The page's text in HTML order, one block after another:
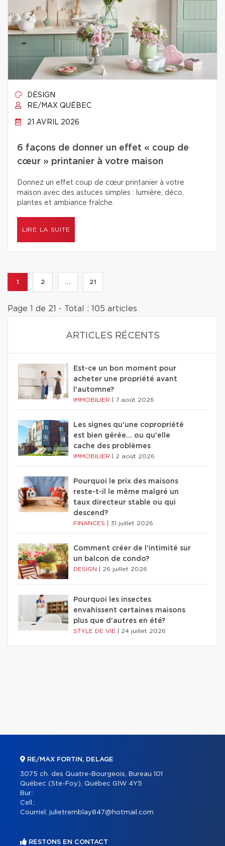
DESIGN
RE/MAX QUÉBEC
21 AVRIL 2026
6 façons de donner un effet « coup de
cœur » printanier à votre maison
Donnez un effet coup de cœur printanier à votre
maison avec des astuces simples : lumière, déco,
plantes et ambiance fraîche.
LIRE LA SUITE
1 2 ... 21
Page 1 de 21 - Total : 105 articles
ARTICLES RÉCENTS
Est-ce un bon moment pour
acheter une propriété avant
l'automne?
IMMOBILIER 7 août 2026
Les signes qu'une copropriété
est bien gérée… ou qu'elle
cache des problèmes
IMMOBILIER 2 août 2026
Pourquoi le prix des maisons
reste-t-il le même malgré un
taux directeur stable ou qui
descend?
FINANCES 31 juillet 2026
Comment créer de l'intimité sur
un balcon de condo?
DESIGN 26 juillet 2026
Pourquoi les insectes
envahissent certaines maisons
plus que d'autres en été?
STYLE DE VIE 24 juillet 2026
RE/MAX FORTIN, DELAGE
3075 ch. des Quatre-Bourgeois, Bureau 101
Québec (Ste-Foy), Québec G1W 4Y5
Bur.:
Cell.:
Courriel: julietremblay847@hotmail.com
RESTONS EN CONTACT